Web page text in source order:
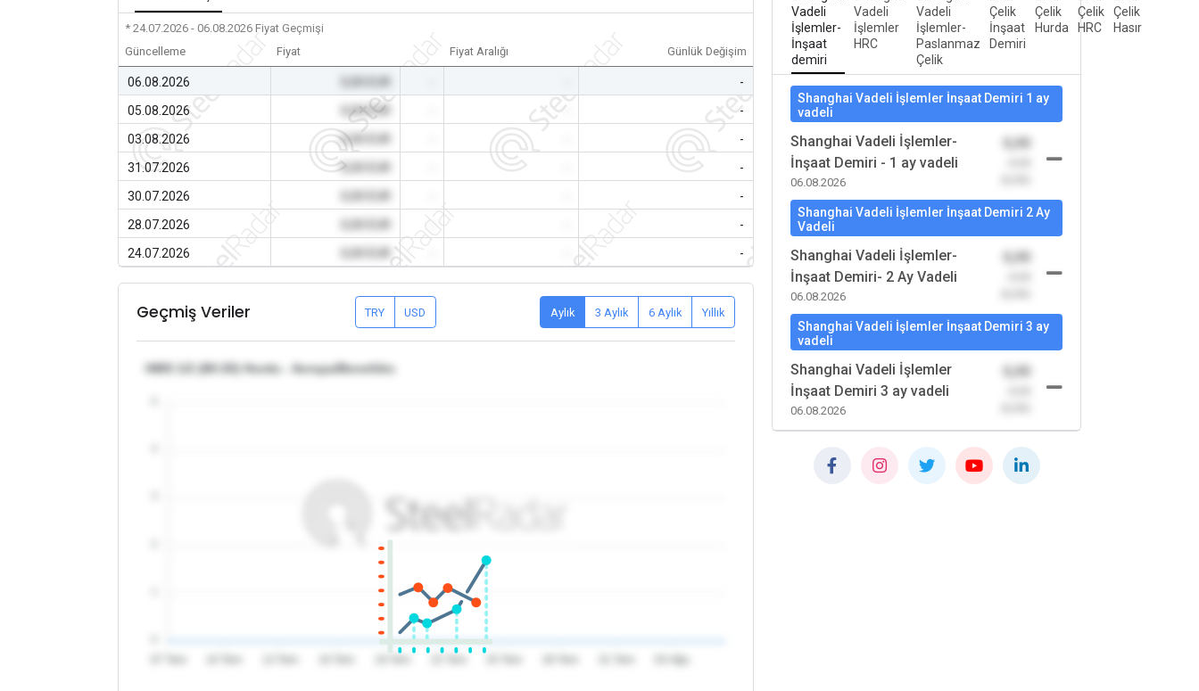
* 24.07.2026 - 06.08.2026 Fiyat Geçmişi
Güncelleme
Fiyat Fiyat Aralığı Günlük Değişim
06.08.2026
-
05.08.2026
0,00 EUR
-
03.08.2026
0,00 EUR
-
31.07.2026
0,00 EUR
-
30.07.2026
-
28.07.2026
-
-
24.07.2026
-
Geçmiş Veriler TRY USD Aylık 3 Aylık 6 Aylık Yıllık
HMS 1/2 (80:20) Hurda - Avrupa/Benelüks
Vadeli
İşlemler-
İnşaat
demiri
Vadeli
İşlemler
HRC
Vadeli
İşlemler-
Paslanmaz
Çelik
Çelik
İnşaat
Demiri
Çelik
Hurda
Çelik
HRC
Çelik
Hasır
Shanghai Vadeli İşlemler İnşaat Demiri 1 ay
vadeli
Shanghai Vadeli İşlemler-
İnşaat Demiri - 1 ay vadeli
06.08.2026
Shanghai Vadeli İşlemler İnşaat Demiri 2 Ay
Vadeli
Shanghai Vadeli İşlemler-
İnşaat Demiri- 2 Ay Vadeli
06.08.2026
Shanghai Vadeli İşlemler İnşaat Demiri 3 ay
vadeli
Shanghai Vadeli İşlemler
İnşaat Demiri 3 ay vadeli
06.08.2026